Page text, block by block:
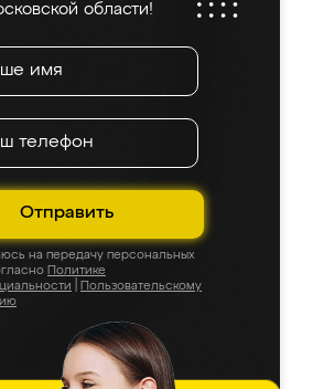
области!
Отправить
на передачу персональных
Политике
Пользовательскому